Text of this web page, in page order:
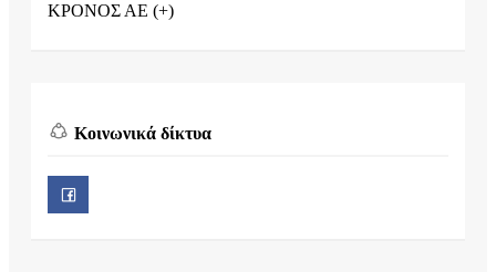
ΚΡΟΝΟΣ ΑΕ (+)
Κοινωνικά δίκτυα